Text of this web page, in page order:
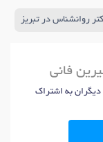
روانشناس در تبریز
فانی
دیگران به اشتراک